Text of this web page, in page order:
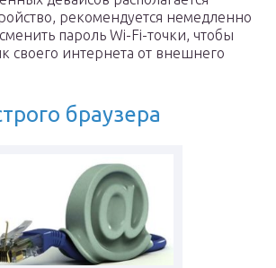
рекомендуется немедленно
пароль Wi-Fi-точки, чтобы
своего интернета от внешнего
браузера